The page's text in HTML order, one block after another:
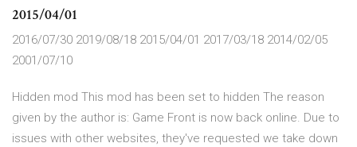
2015/04/01
2016/07/30 2019/08/18 2015/04/01 2017/03/18 2014/02/05
2001/07/10
Hidden mod This mod has been set to hidden The reason
given by the author is: Game Front is now back online. Due to
issues with other websites, they've requested we take down